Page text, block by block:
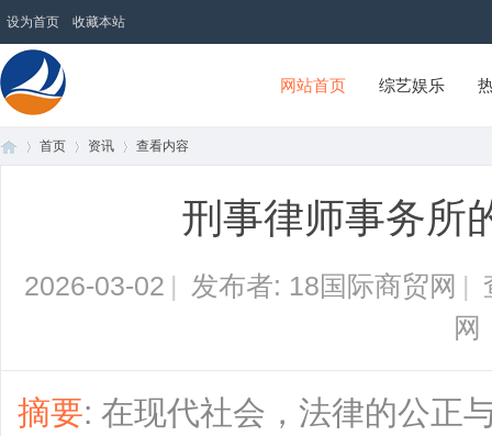
设为首页 收藏本站
18国际商贸网
网站首页 综艺娱乐
首页 资讯 查看内容
刑事律师事务所
2026-03-02 | 发布者: 18国际商贸网 |
网
摘要: 在现代社会，法律的公正